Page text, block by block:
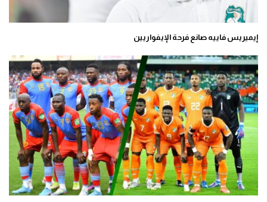
إيميريس فاييه صانع فرحة الإيفواريين